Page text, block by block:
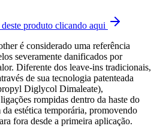
produto clicando aqui
é considerado uma referência
severamente danificados por
Diferente dos leave-ins tradicionais,
de sua tecnologia patenteada
Diglycol Dimaleate),
rompidas dentro da haste do
estética temporária, promovendo
fora desde a primeira aplicação.